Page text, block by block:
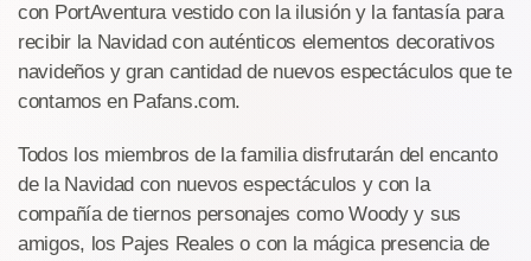
con PortAventura vestido con la ilusión y la fantasía para
recibir la Navidad con auténticos elementos decorativos
navideños y gran cantidad de nuevos espectáculos que te
contamos en Pafans.com.
Todos los miembros de la familia disfrutarán del encanto
de la Navidad con nuevos espectáculos y con la
compañía de tiernos personajes como Woody y sus
amigos, los Pajes Reales o con la mágica presencia de